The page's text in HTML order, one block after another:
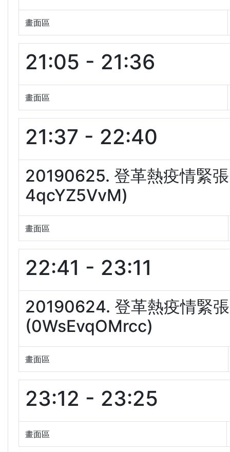
畫面區
21:05 - 21:36
畫面區
21:37 - 22:40
20190625. 登革熱疫情緊
4qcYZ5VvM)
畫面區
22:41 - 23:11
20190624. 登革熱疫情緊
(0WsEvqOMrcc)
畫面區
23:12 - 23:25
畫面區